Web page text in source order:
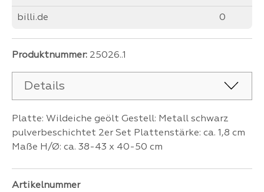
billi.de 0
Produktnummer: 25026..1
Details
Platte: Wildeiche geölt Gestell: Metall schwarz
pulverbeschichtet 2er Set Plattenstärke: ca. 1,8 cm
Maße H/Ø: ca. 38-43 x 40-50 cm
Artikelnummer